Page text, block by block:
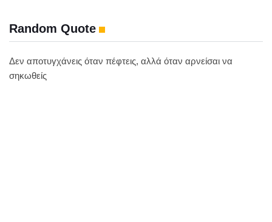
Random Quote
Δεν αποτυγχάνεις όταν πέφτεις, αλλά όταν αρνείσαι να
σηκωθείς